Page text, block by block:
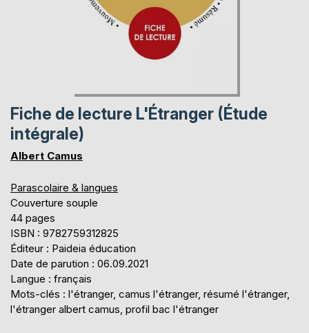
Fiche de lecture L'Étranger (Étude
intégrale)
Albert Camus
Parascolaire & langues
Couverture souple
44 pages
ISBN : 9782759312825
Éditeur : Paideia éducation
Date de parution : 06.09.2021
Langue : français
Mots-clés : l'étranger, camus l'étranger, résumé l'étranger,
l'étranger albert camus, profil bac l'étranger